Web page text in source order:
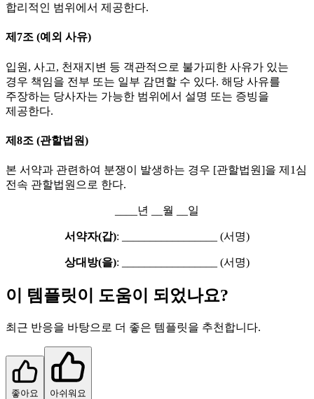
합리적인 범위에서 제공한다.
제7조 (예외 사유)
입원, 사고, 천재지변 등 객관적으로 불가피한 사유가 있는
경우 책임을 전부 또는 일부 감면할 수 있다. 해당 사유를
주장하는 당사자는 가능한 범위에서 설명 또는 증빙을
제공한다.
제8조 (관할법원)
본 서약과 관련하여 분쟁이 발생하는 경우 [관할법원]을 제1심
전속 관할법원으로 한다.
____년 __월 __일
서약자(갑): _________________ (서명)
상대방(을): _________________ (서명)
이 템플릿이 도움이 되었나요?
최근 반응을 바탕으로 더 좋은 템플릿을 추천합니다.
좋아요 아쉬워요